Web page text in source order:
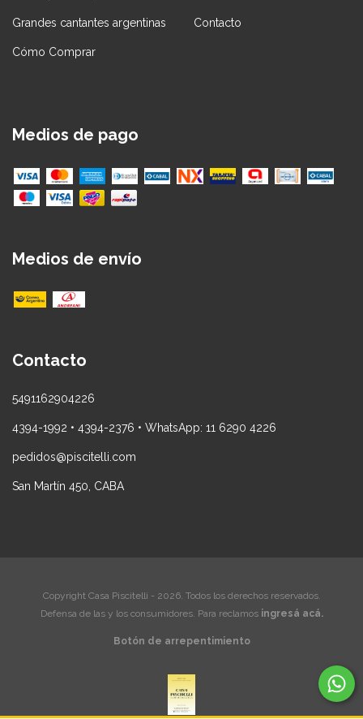
Grandes cantantes argentinas Contacto
Cómo Comprar
Medios de pago
Medios de envío
Contacto
5491162904226
4394-1992 • 4394-2376 • WhatsApp: 11 6290 4226
pedidos@piscitelli.com
San Martín 450, CABA
Copyright Casa Piscitelli - 2026. Todos los derechos reservados.
Defensa de las y los consumidores. Para reclamos ingresá acá.
Botón de arrepentimiento